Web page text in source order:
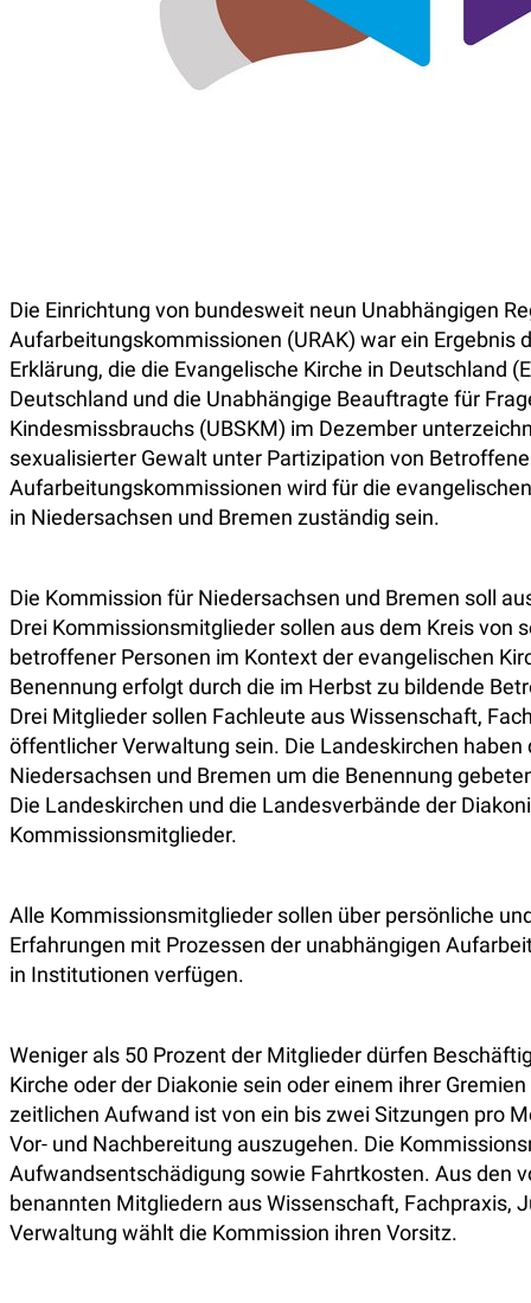
Die Einrichtung von bundesweit neun Unabhängigen
Aufarbeitungskommissionen (URAK) war ein Ergebnis
Erklärung, die die Evangelische Kirche in Deutschland
Deutschland und die Unabhängige Beauftragte für
Kindesmissbrauchs (UBSKM) im Dezember
sexualisierter Gewalt unter Partizipation von
Aufarbeitungskommissionen wird für die
in Niedersachsen und Bremen zuständig sein.
Die Kommission für Niedersachsen und Bremen soll
Drei Kommissionsmitglieder sollen aus dem Kreis von
betroffener Personen im Kontext der evangelischen
Benennung erfolgt durch die im Herbst zu bildende
Drei Mitglieder sollen Fachleute aus Wissenschaft,
öffentlicher Verwaltung sein. Die Landeskirchen haben
Niedersachsen und Bremen um die Benennung
Die Landeskirchen und die Landesverbände der
Kommissionsmitglieder.
Alle Kommissionsmitglieder sollen über persönliche
Erfahrungen mit Prozessen der unabhängigen
in Institutionen verfügen.
Weniger als 50 Prozent der Mitglieder dürfen
Kirche oder der Diakonie sein oder einem ihrer
zeitlichen Aufwand ist von ein bis zwei Sitzungen pro
Vor- und Nachbereitung auszugehen. Die
Aufwandsentschädigung sowie Fahrtkosten. Aus den
benannten Mitgliedern aus Wissenschaft, Fachpraxis,
Verwaltung wählt die Kommission ihren Vorsitz.